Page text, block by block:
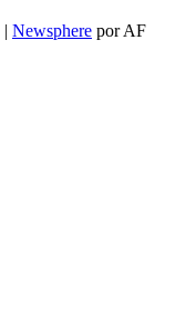
| Newsphere por AF